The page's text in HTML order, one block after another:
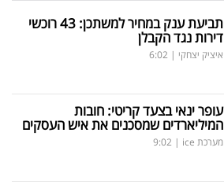
תביעת ענק במחיר למשתכן: 43 רוכשי
דירות נגד הקבלן
איציק יצחקי |
6:02
עופר ינאי בצעד קריטי: חובות
המיליארדים שמסכנים את איש העסקים
מערכת ice |
9:02